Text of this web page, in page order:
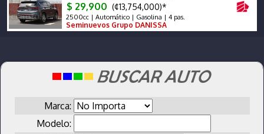
$ 29,900 (¢13,754,000)*
2500cc | Automático | Gasolina | 4 pas.
Seminuevos Grupo DANISSA
Marca:
Modelo: